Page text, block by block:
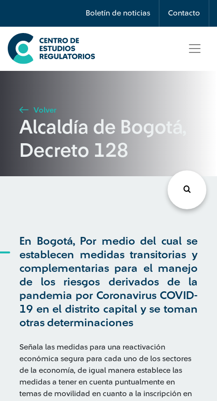
Boletín de noticias Contacto
Búsqueda
Seleccione país
Buscar
Volver
Alcaldía de Bogotá,
Decreto 128
En Bogotá, Por medio del cual se
establecen medidas transitorias y
complementarias para el manejo
de los riesgos derivados de la
pandemia por Coronavirus COVID-
19 en el distrito capital y se toman
otras determinaciones
Señala las medidas para una reactivación
económica segura para cada uno de los sectores
de la economía, de igual manera establece las
medidas a tener en cuenta puntualmente en
temas de movilidad en cuanto a la inscripción en